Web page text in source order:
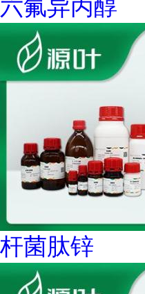
六氟异丙醇
杆菌肽锌